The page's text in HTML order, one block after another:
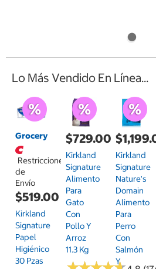
Lo Más Vendido En Línea...
Grocery
Restricciones
de
Envío
$519.00
Kirkland
Signature
Papel
Higiénico
30 Pzas
$729.00
Kirkland
Signature
Alimento
Para
Gato
Con
Pollo Y
Arroz
11.3 Kg
Kirkland
Signature
Nature's
Domain
Alimento
Para
Perro
Con
Salmón
Y